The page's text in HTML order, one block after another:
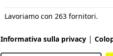
Lavoriamo con 263 fornitori.
Informativa sulla privacy |